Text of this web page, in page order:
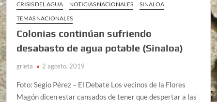
CRISIS DEL AGUA
NOTICIAS NACIONALES
SINALOA
TEMAS NACIONALES
Colonias continúan sufriendo
desabasto de agua potable (Sinaloa)
grieta 2 agosto, 2019
Foto: Segio Pérez – El Debate Los vecinos de la Flores
Magón dicen estar cansados de tener que despertar a las